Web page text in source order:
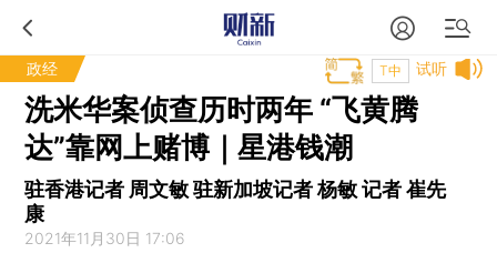
政经 试听
T中
洗米华案侦查历时两年 “飞黄腾
达”靠网上赌博｜星港钱潮
驻香港记者 周文敏 驻新加坡记者 杨敏 记者 崔先
康
2021年11月30日 17:06